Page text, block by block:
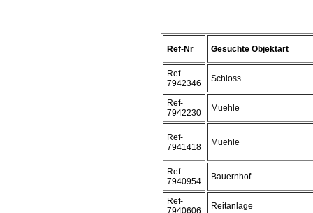
Ref-Nr Gesuchte Objektart
Ref-
7942346
Schloss
Ref-
7942230
Muehle
Ref-
7941418
Muehle
Ref-
7940954
Bauernhof
Ref-
7940606
Reitanlage